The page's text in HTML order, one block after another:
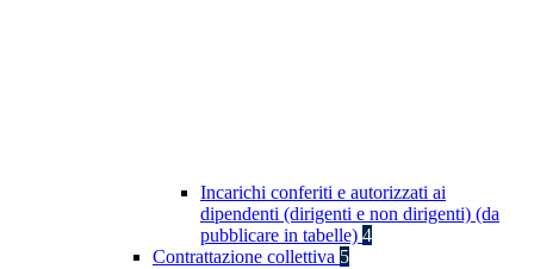
Incarichi conferiti e autorizzati ai
dipendenti (dirigenti e non dirigenti) (da
pubblicare in tabelle) 4
Contrattazione collettiva 5